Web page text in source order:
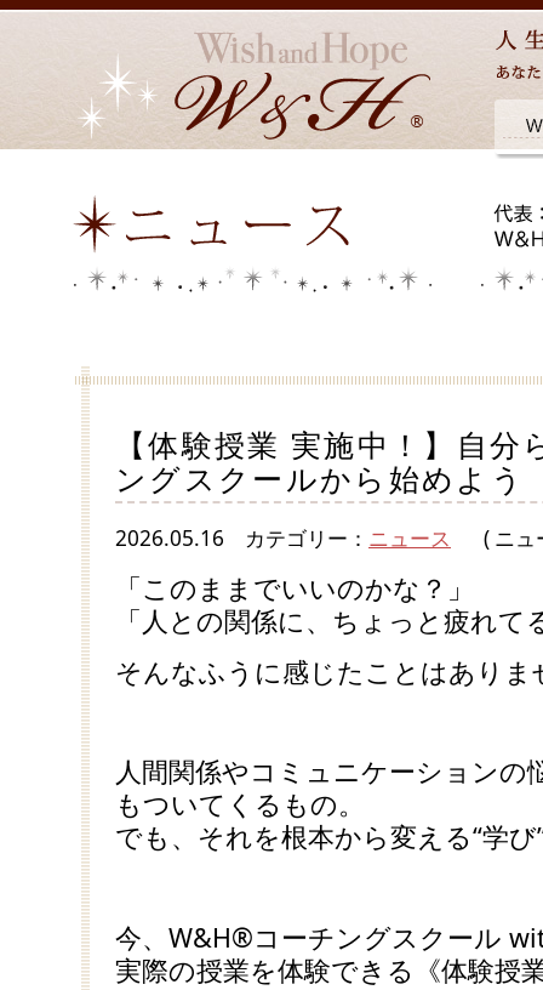
【体験授業 実施中！】自
ングスクールから始めよう
2026.05.16 カテゴリー： ニュース ( ニュ
「このままでいいのかな？」
「人との関係に、ちょっと疲れて
そんなふうに感じたことはありま
人間関係やコミュニケーションの
もついてくるもの。
でも、それを根本から変える“学
今、W&H®コーチングスクール
実際の授業を体験できる《体験授